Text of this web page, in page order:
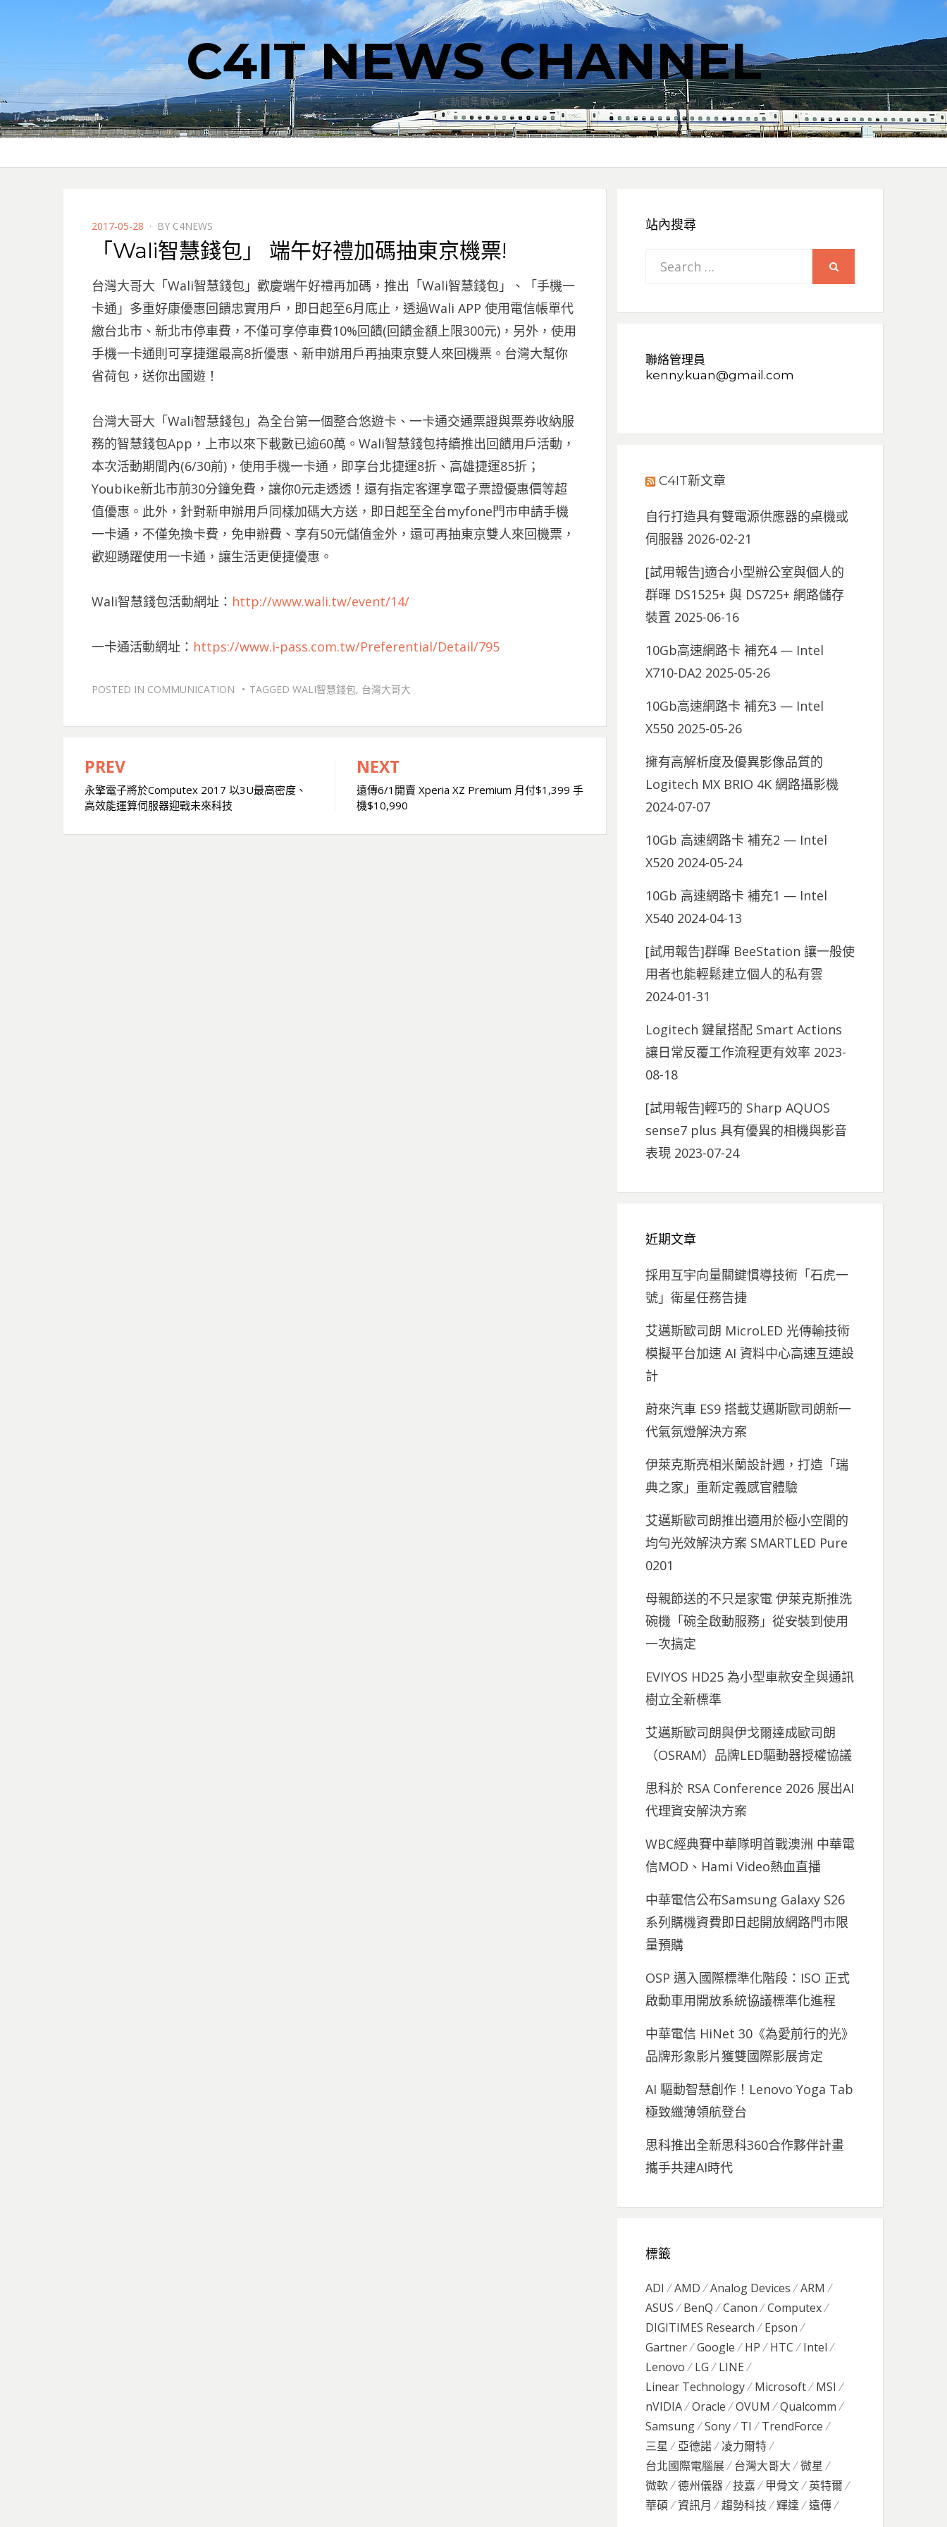
C4IT NEWS CHANNEL
4C新聞集散中心
POSTED
ON
2017-05-28 BY C4NEWS
「Wali智慧錢包」 端午好禮加碼抽東京機票!
台灣大哥大「Wali智慧錢包」歡慶端午好禮再加碼，推出「Wali智慧錢包」、「手機一
卡通」多重好康優惠回饋忠實用戶，即日起至6月底止，透過Wali APP 使用電信帳單代
繳台北市、新北市停車費， 不僅可享停車費10%回饋(回饋金額上限300元)，另外，使用
手機一卡通則可享捷運最高8折優惠、新申辦用戶再抽東京雙人來回機票。台灣大幫你
省荷包，送你出國遊！
台灣大哥大「Wali智慧錢包」為全台第一個整合悠遊卡、一卡通交通票證與票券收納服
務的智慧錢包App，上市以來下載數已逾60萬。Wali智慧錢包持續推出回饋用戶活動，
本次活動期間內(6/30前)，使用手機一卡通，即享台北捷運8折、高雄捷運85折；
Youbike新北市前30分鐘免費，讓你0元走透透！還有指定客運享電子票證優惠價等超
值優惠。此外，針對新申辦用戶同樣加碼大方送，即日起至全台myfone門市申請手機
一卡通，不僅免換卡費，免申辦費、享有50元儲值金外，還可再抽東京雙人來回機票，
歡迎踴躍使用一卡通，讓生活更便捷優惠。
Wali智慧錢包活動網址： http://www.wali.tw/event/14/
一卡通活動網址： https://www.i-pass.com.tw/Preferential/Detail/795
POSTED IN COMMUNICATION TAGGED WALI智慧錢包, 台灣大哥大
文
章
PREV
永擎電子將於Computex 2017 以3U最高密度、
高效能運算伺服器迎戰未來科技
NEXT
遠傳6/1開賣 Xperia XZ Premium 月付$1,399 手
機$10,990
站內搜尋
Search
聯絡管理員
kenny.kuan@gmail.com
C4IT新文章
自行打造具有雙電源供應器的桌機或
伺服器 2026-02-21
[試用報告]適合小型辦公室與個人的
群暉 DS1525+ 與 DS725+ 網路儲存
裝置 2025-06-16
10Gb高速網路卡 補充4 — Intel
X710-DA2 2025-05-26
10Gb高速網路卡 補充3 — Intel
X550 2025-05-26
擁有高解析度及優異影像品質的
Logitech MX BRIO 4K 網路攝影機
2024-07-07
10Gb 高速網路卡 補充2 — Intel
X520 2024-05-24
10Gb 高速網路卡 補充1 — Intel
X540 2024-04-13
[試用報告]群暉 BeeStation 讓一般使
用者也能輕鬆建立個人的私有雲
2024-01-31
Logitech 鍵鼠搭配 Smart Actions
讓日常反覆工作流程更有效率 2023-
08-18
[試用報告]輕巧的 Sharp AQUOS
sense7 plus 具有優異的相機與影音
表現 2023-07-24
近期文章
採用互宇向量關鍵慣導技術「石虎一
號」衛星任務告捷
艾邁斯歐司朗 MicroLED 光傳輸技術
模擬平台加速 AI 資料中心高速互連設
計
蔚來汽車 ES9 搭載艾邁斯歐司朗新一
代氣氛燈解決方案
伊萊克斯亮相米蘭設計週，打造「瑞
典之家」重新定義感官體驗
艾邁斯歐司朗推出適用於極小空間的
均勻光效解決方案 SMARTLED Pure
0201
母親節送的不只是家電 伊萊克斯推洗
碗機「碗全啟動服務」從安裝到使用
一次搞定
EVIYOS HD25 為小型車款安全與通訊
樹立全新標準
艾邁斯歐司朗與伊戈爾達成歐司朗
（OSRAM）品牌LED驅動器授權協議
思科於 RSA Conference 2026 展出AI
代理資安解決方案
WBC經典賽中華隊明首戰澳洲 中華電
信MOD、Hami Video熱血直播
中華電信公布Samsung Galaxy S26
系列購機資費即日起開放網路門市限
量預購
OSP 邁入國際標準化階段：ISO 正式
啟動車用開放系統協議標準化進程
中華電信 HiNet 30《為愛前行的光》
品牌形象影片獲雙國際影展肯定
AI 驅動智慧創作！Lenovo Yoga Tab
極致纖薄領航登台
思科推出全新思科360合作夥伴計畫
攜手共建AI時代
標籤
ADI AMD Analog Devices
ARM
ASUS
BenQ Canon
Computex
DIGITIMES Research
Epson
Gartner
Google HP HTC
Intel
Lenovo
LG
LINE
Linear Technology
Microsoft
MSI
nVIDIA
Oracle OVUM
Qualcomm
Samsung
Sony TI
TrendForce
三星
亞德諾
凌力爾特
台北國際電腦展
台灣大哥大
微星
微軟
德州儀器 技嘉 甲骨文
英特爾
華碩
資訊月 趨勢科技 輝達 遠傳